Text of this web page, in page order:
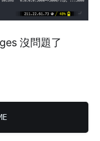
沒問題了